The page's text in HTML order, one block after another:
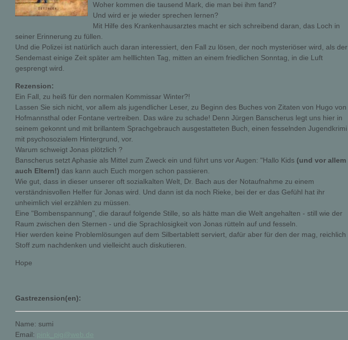
Woher kommen die tausend Mark, die man bei ihm fand?
Und wird er je wieder sprechen lernen?
Mit Hilfe des Krankenhausarztes macht er sich schreibend daran, das Loch in
seiner Erinnerung zu füllen.
Und die Polizei ist natürlich auch daran interessiert, den Fall zu lösen, der noch mysteriöser wird, als der
Sendemast einige Zeit später am helllichten Tag, mitten an einem friedlichen Sonntag, in die Luft
gesprengt wird.
Rezension:
Ein Fall, zu heiß für den normalen Kommissar Winter?!
Lassen Sie sich nicht, vor allem als jugendlicher Leser, zu Beginn des Buches von Zitaten von Hugo von
Hofmannsthal oder Fontane vertreiben. Das wäre zu schade! Denn Jürgen Banscherus legt uns hier in
seinem gekonnt und mit brillantem Sprachgebrauch ausgestatteten Buch, einen fesselnden Jugendkrimi
mit psychosozialem Hintergrund, vor.
Warum schweigt Jonas plötzlich ?
Banscherus setzt Aphasie als Mittel zum Zweck ein und führt uns vor Augen: "Hallo Kids (und vor allem
auch Eltern!) das kann auch Euch morgen schon passieren.
Wie gut, dass in dieser unserer oft sozialkalten Welt, Dr. Bach aus der Notaufnahme zu einem
verständnisvollen Helfer für Jonas wird. Und dann ist da noch Rieke, bei der er das Gefühl hat ihr
unheimlich viel erzählen zu müssen.
Eine "Bombenspannung", die darauf folgende Stille, so als hätte man die Welt angehalten - still wie der
Raum zwischen den Sternen - und die Sprachlosigkeit von Jonas rütteln auf und fesseln.
Hier werden keine Problemlösungen auf dem Silbertablett serviert, dafür aber für den der mag, reichlich
Stoff zum nachdenken und vielleicht auch diskutieren.
Hope
Gastrezension(en):
Name: sumi
Email: